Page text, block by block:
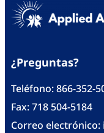
¿Preguntas?
Teléfono:866-352-
Fax: 718 504-5184
Correo electrónico: